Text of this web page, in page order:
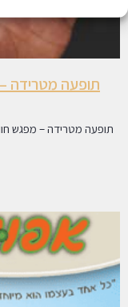
תופעה מטרידה
תופעה מטרידה – מפגש